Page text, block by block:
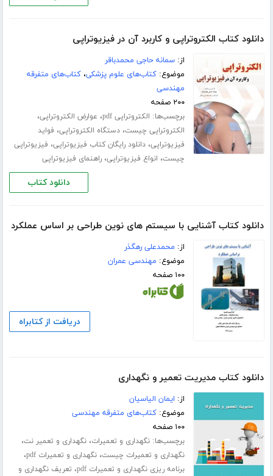
دانلود کتاب الکتروتراپی و کاربرد آن در فیزیوتراپی
از:سمانه حاجی محمدباقر
موضوع:کتاب‌های علوم پزشکی،کتاب‌های متفرقه
مهندسی
۲۰۰ صفحه
برچسب‌ها: الکتروتراپی pdf ، عوارض الکتروتراپی،
الکتروتراپی چیست،دستگاه الکتروتراپی، فواید
فیزیوتراپی،دانلود رایگان کتاب فیزیوتراپی، فیزیوتراپی
چیست، انواع فیزیوتراپی،راهنمای فیزیوتراپی
دانلود کتاب
دانلود کتاب آشنایی با سیستم های نوین طراحی بر اساس عملکرد
از: محمدعلی رهگذر
موضوع: مهندسی عمران
۱۰۰ صفحه
دریافت از کتابراه
دانلود کتاب مدیریت تعمیر و نگهداری
از: ایمان الیاسیان
موضوع:کتاب‌های متفرقه مهندسی
۱۰۰ صفحه
برچسب‌ها:نگهداری و تعمیرات،نگهداری و تعمیر نت،
نگهداری و تعمیرات چیست،نگهداری و تعمیرات pdf ،
برنامه ریزی نگهداری و تعمیرات pdf ، تعریف نگهداری و